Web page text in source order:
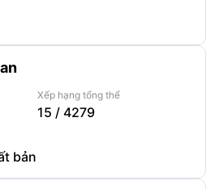
Xếp hạng tổng thể
15 / 4279
bản